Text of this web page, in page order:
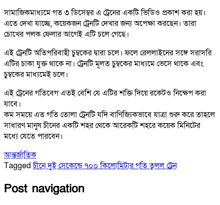
সামাজিকমাধ্যমে গত ৩ ডিসেম্বর এ ট্রেনের একটি ভিডিও প্রকাশ করা হয়।
এতে দেখা যাচ্ছে, কয়েকজন ট্রেনটি দেখার জন্য অপেক্ষা করছেন। তারা
চোখের পলক ফেলার আগেই এটি চলে গেছে।
এই ট্রেনটি অতিপরিবাহী চুম্বকের দ্বারা চলে। ফলে রেললাইনের সঙ্গে সরাসরি
এটির চাকা যুক্ত থাকে না। ট্রেনটি মূলত চুম্বকের মাধ্যমে ভেসে থাকে এবং
চুম্বকের মাধ্যমেই চলে।
এই ট্রেনের গতিবেগ এতই বেশি যে এটির শক্তি দিয়ে রকেটও নিক্ষেপ করা
যাবে।
কম সময়ে এত গতি তোলা ট্রেনটি যদি বাণিজ্যিকভাবে যাত্রা শুরু করে তাহলে
সাধারণ মানুষ চীনের একটি শহর থেকে আরেকটি শহরে কয়েক মিনিটের
মধ্যে যেতে পারবেন।
আন্তর্জাতিক
Taggedচীনে দুই সেকেন্ডে ৭০০ কিলোমিটার গতি তুলল ট্রেন
Post navigation